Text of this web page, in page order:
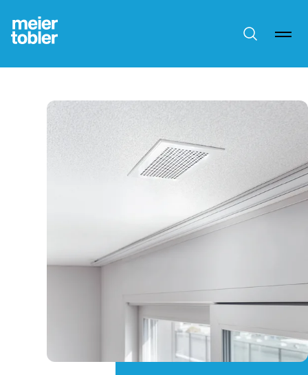
Ricerca